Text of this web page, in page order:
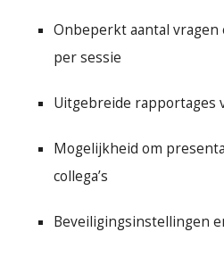
Onbeperkt aantal
per sessie
Uitgebreide rapportages
Mogelijkheid om
collega’s
Beveiligingsinstellingen